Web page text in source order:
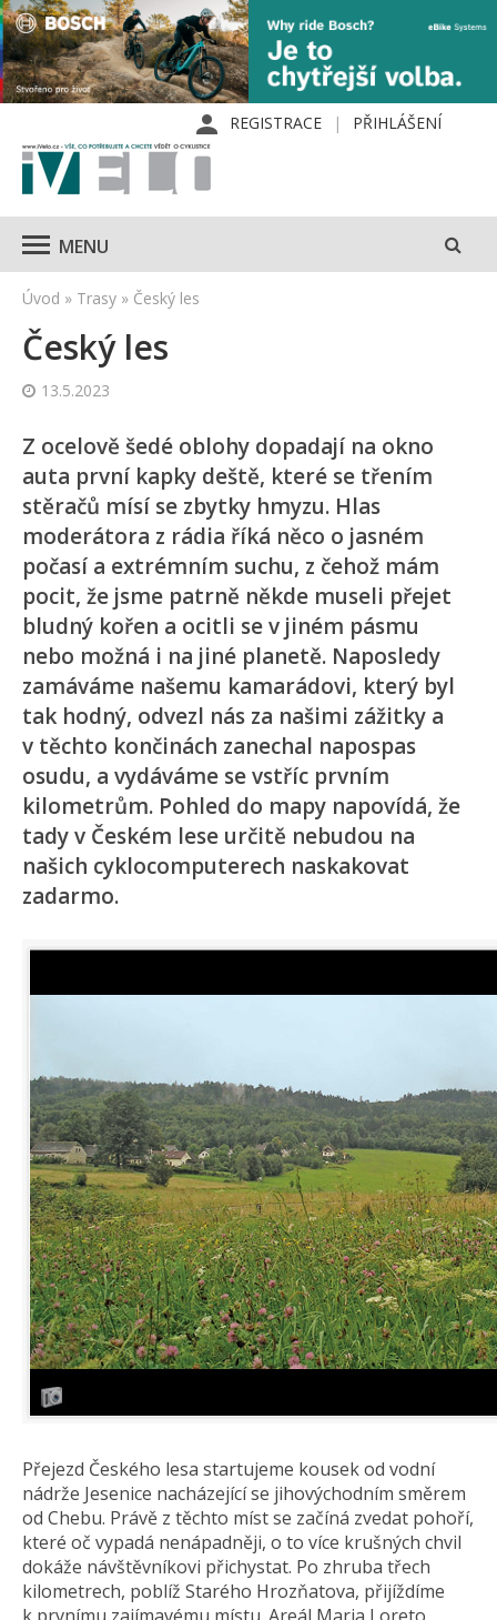
REGISTRACE PŘIHLÁŠENÍ
MENU
Úvod » Trasy » Český les
Český les
13.5.2023
Z ocelově šedé oblohy dopadají na okno
auta první kapky deště, které se třením
stěračů mísí se zbytky hmyzu. Hlas
moderátora z rádia říká něco o jasném
počasí a extrémním suchu, z čehož mám
pocit, že jsme patrně někde museli přejet
bludný kořen a ocitli se v jiném pásmu
nebo možná i na jiné planetě. Naposledy
zamáváme našemu kamarádovi, který byl
tak hodný, odvezl nás za našimi zážitky a
v těchto končinách zanechal napospas
osudu, a vydáváme se vstříc prvním
kilometrům. Pohled do mapy napovídá, že
tady v Českém lese určitě nebudou na
našich cyklocomputerech naskakovat
zadarmo.
Přejezd Českého lesa startujeme kousek od vodní
nádrže Jesenice nacházející se jihovýchodním směrem
od Chebu. Právě z těchto míst se začíná zvedat pohoří,
které oč vypadá nenápadněji, o to více krušných chvil
dokáže návštěvníkovi přichystat. Po zhruba třech
kilometrech, poblíž Starého Hrozňatova, přijíždíme